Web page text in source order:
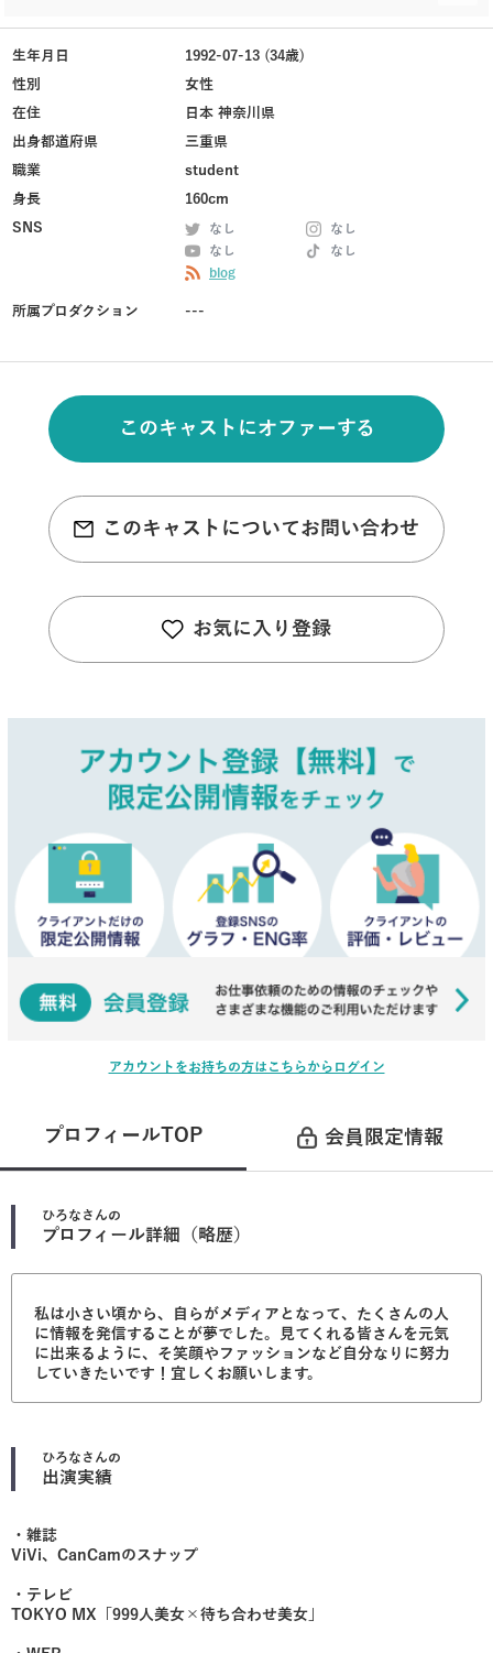
生年月日
1992-07-13 (34歳)
性別
女性
在住
日本 神奈川県
出身都道府県
三重県
職業
student
身長
160cm
SNS
なし
なし
なし
なし
blog
所属プロダクション ---
このキャストにオファーする
このキャストについてお問い合わせ
お気に入り登録
アカウントをお持ちの方はこちらからログイン
プロフィールTOP 会員限定情報
ひろな さんの
プロフィール詳細（略歴）
私は小さい頃から、自らがメディアとなって、たくさんの人
に情報を発信することが夢でした。見てくれる皆さんを元気
に出来るように、そ笑顔やファッションなど自分なりに努力
していきたいです！宜しくお願いします。
ひろな さんの
出演実績
・雑誌
ViVi、CanCamのスナップ
・テレビ
TOKYO MX「999人美女×待ち合わせ美女」